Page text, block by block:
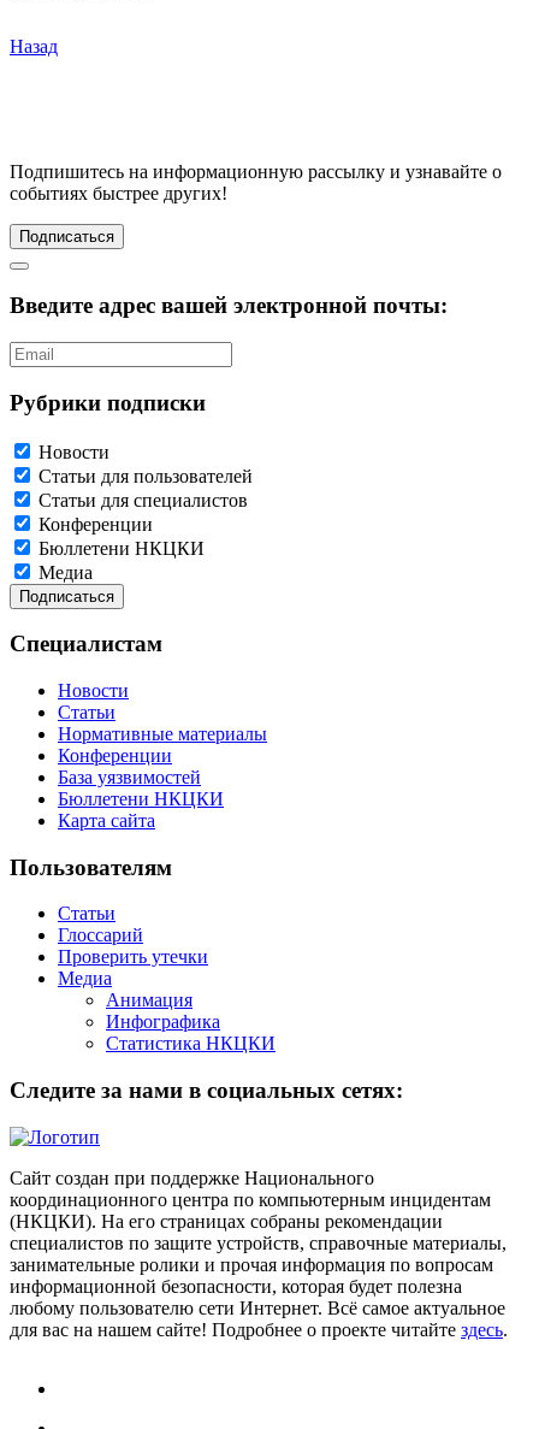
Назад
Подпишитесь на информационную рассылку и узнавайте о
событиях быстрее других!
Подписаться
Введите адрес вашей электронной почты:
Рубрики подписки
Новости
Статьи для пользователей
Статьи для специалистов
Конференции
Бюллетени НКЦКИ
Медиа
Специалистам
Новости
Статьи
Нормативные материалы
Конференции
База уязвимостей
Бюллетени НКЦКИ
Карта сайта
Пользователям
Статьи
Глоссарий
Проверить утечки
Медиа
Анимация
Инфографика
Статистика НКЦКИ
Следите за нами в социальных сетях:
Сайт создан при поддержке Национального
координационного центра по компьютерным инцидентам
(НКЦКИ). На его страницах собраны рекомендации
специалистов по защите устройств, справочные материалы,
занимательные ролики и прочая информация по вопросам
информационной безопасности, которая будет полезна
любому пользователю сети Интернет. Всё самое актуальное
для вас на нашем сайте! Подробнее о проекте читайте здесь.